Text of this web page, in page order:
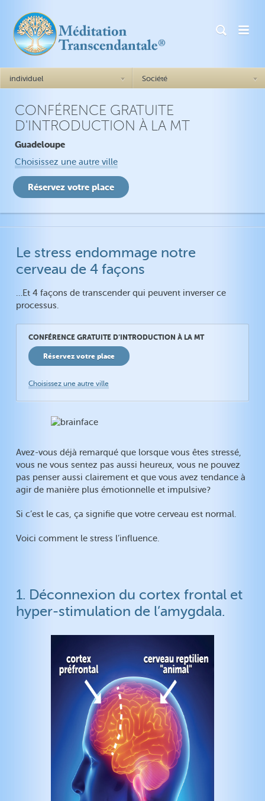
individuel
Comment cela marche ?
Réalisation de soi
Plus de confiance en soi
Meilleures relations
Généralités Comment cela
marche ?
Impulsivité
Etat de santé
Cholestérol
Tension artérielle
Fibromyalgie
Rajeunir
Arrêter de fumer
Alcoolisme
Comment marche la MT ?
cerveau
Société
CONFÉRENCE GRATUITE
D'INTRODUCTION À LA MT
Guadeloupe
Choisissez une autre ville
Le stress endommage notre
cerveau de 4 façons
…Et 4 façons de transcender qui peuvent inverser ce
processus.
CONFÉRENCE GRATUITE D’INTRODUCTION À LA MT
Réservez votre place
Choisissez une autre ville
Avez-vous déjà remarqué que lorsque vous êtes stressé,
vous ne vous sentez pas aussi heureux, vous ne pouvez
pas penser aussi clairement et que vous avez tendance à
agir de manière plus émotionnelle et impulsive?
Si c’est le cas, ça signifie que votre cerveau est normal.
Voici comment le stress l’influence.
1. Déconnexion du cortex frontal et
hyper-stimulation de l’amygdala.